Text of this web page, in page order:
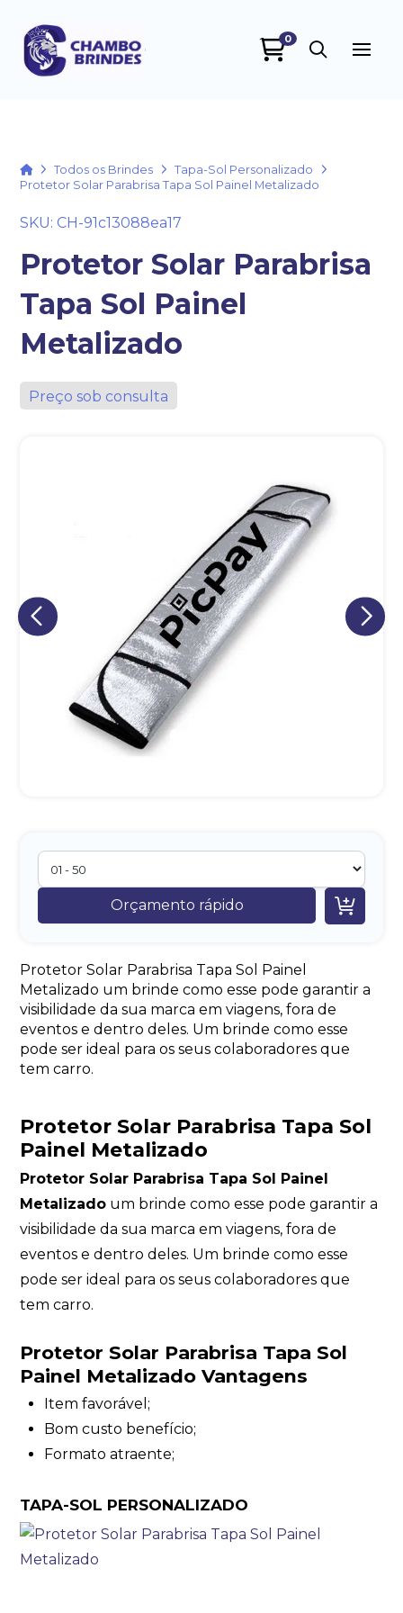
0
HomeTodos os Brindes
Tapa-Sol Personalizado
Protetor Solar Parabrisa Tapa Sol Painel Metalizado
SKU: CH-91c13088ea17
Protetor Solar Parabrisa
Tapa Sol Painel
Metalizado
Preço sob consulta
Orçamento rápido 
Protetor Solar Parabrisa Tapa Sol Painel
Metalizado um brinde como esse pode garantir a
visibilidade da sua marca em viagens, fora de
eventos e dentro deles. Um brinde como esse
pode ser ideal para os seus colaboradores que
tem carro.
Protetor Solar Parabrisa Tapa Sol
Painel Metalizado
Protetor Solar Parabrisa Tapa Sol Painel
Metalizado um brinde como esse pode garantir a
visibilidade da sua marca em viagens, fora de
eventos e dentro deles. Um brinde como esse
pode ser ideal para os seus colaboradores que
tem carro.
Protetor Solar Parabrisa Tapa Sol
Painel Metalizado Vantagens
Item favorável;
Bom custo benefício;
Formato atraente;
TAPA-SOL PERSONALIZADO
A nossa empresa está comprometida a proteger e respeitar
sua privacidade, utilizaremos seus dados apenas para fins
de marketing. Você pode alterar suas preferências a
Iniciar conversa